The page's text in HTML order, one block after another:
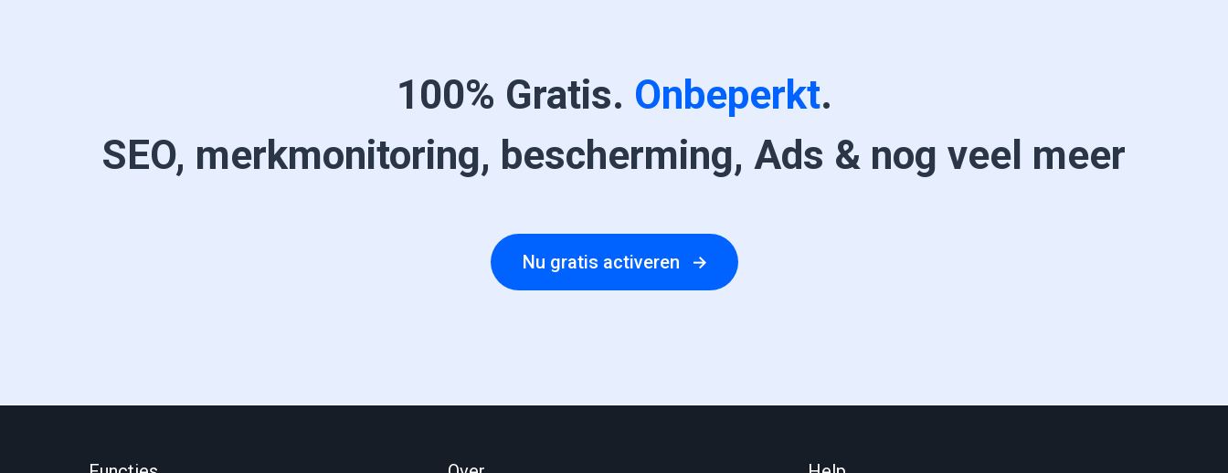
100% Gratis. Onbeperkt.
SEO, merkmonitoring, bescherming, Ads & nog veel meer
Nu gratis activeren